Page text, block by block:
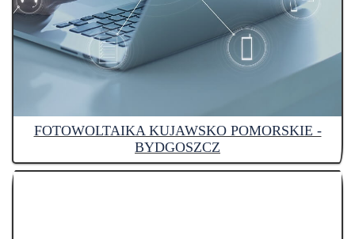
FOTOWOLTAIKA KUJAWSKO POMORSKIE -
BYDGOSZCZ